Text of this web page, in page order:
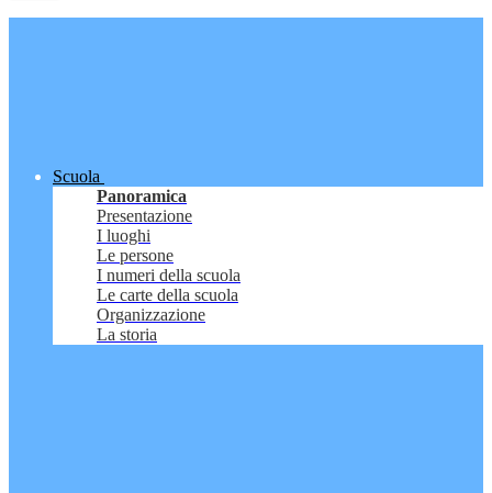
Scuola
Panoramica
Presentazione
I luoghi
Le persone
I numeri della scuola
Le carte della scuola
Organizzazione
La storia